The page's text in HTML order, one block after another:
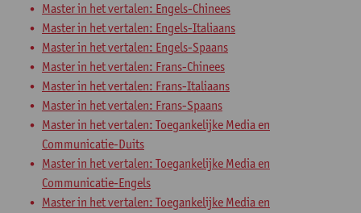
Master in het vertalen: Engels-Chinees
Master in het vertalen: Engels-Italiaans
Master in het vertalen: Engels-Spaans
Master in het vertalen: Frans-Chinees
Master in het vertalen: Frans-Italiaans
Master in het vertalen: Frans-Spaans
Master in het vertalen: Toegankelijke Media en
Communicatie-Duits
Master in het vertalen: Toegankelijke Media en
Communicatie-Engels
Master in het vertalen: Toegankelijke Media en